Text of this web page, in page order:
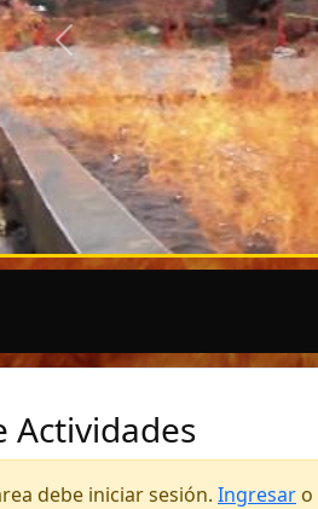
Anterior
Actividades
debe iniciar sesión. Ingresar o